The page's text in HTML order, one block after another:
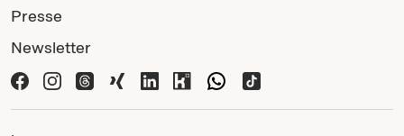
Presse
Newsletter